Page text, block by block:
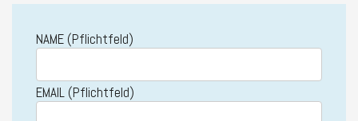
NAME (Pflichtfeld)
EMAIL (Pflichtfeld)